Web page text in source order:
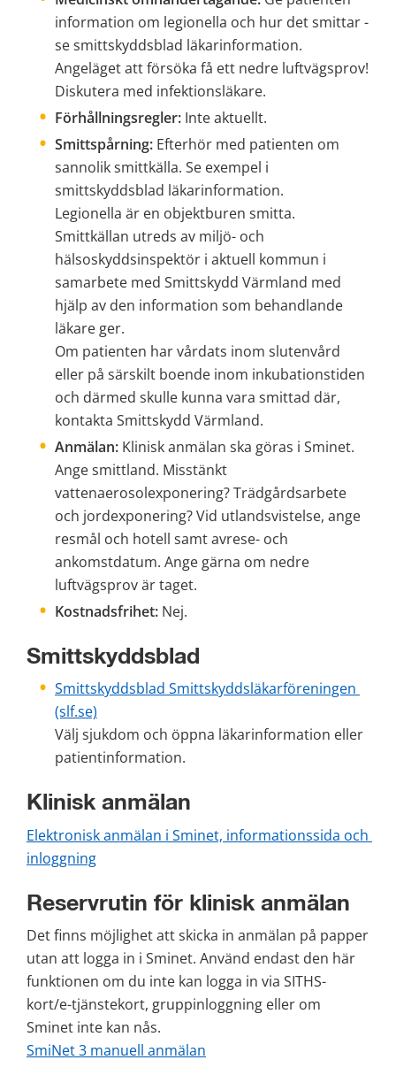
information om legionella och hur det smittar -
se smittskyddsblad läkarinformation.
Angeläget att försöka få ett nedre luftvägsprov!
Diskutera med infektionsläkare.
Förhållningsregler: Inte aktuellt.
Smittspårning: Efterhör med patienten om
sannolik smittkälla. Se exempel i
smittskyddsblad läkarinformation.
Legionella är en objektburen smitta.
Smittkällan utreds av miljö- och
hälsoskyddsinspektör i aktuell kommun i
samarbete med Smittskydd Värmland med
hjälp av den information som behandlande
läkare ger.
Om patienten har vårdats inom slutenvård
eller på särskilt boende inom inkubationstiden
och därmed skulle kunna vara smittad där,
kontakta Smittskydd Värmland.
Anmälan: Klinisk anmälan ska göras i Sminet.
Ange smittland. Misstänkt
vattenaerosolexponering? Trädgårdsarbete
och jordexponering? Vid utlandsvistelse, ange
resmål och hotell samt avrese- och
ankomstdatum. Ange gärna om nedre
luftvägsprov är taget.
Kostnadsfrihet: Nej.
Smittskyddsblad
Smittskyddsblad Smittskyddsläkarföreningen
(slf.se)
Välj sjukdom och öppna läkarinformation eller
patientinformation.
Klinisk anmälan
Elektronisk anmälan i Sminet, informationssida och
inloggning
Reservrutin för klinisk anmälan
Det finns möjlighet att skicka in anmälan på papper
utan att logga in i Sminet. Använd endast den här
funktionen om du inte kan logga in via SITHS-
kort/e-tjänste­kort, gruppinloggning eller om
Sminet inte kan nås.
SmiNet 3 manuell anmälan